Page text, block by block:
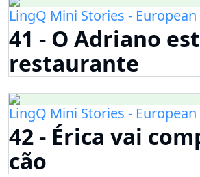
LingQ Mini Stories -
41 - O Adriano
restaurante
LingQ Mini Stories -
42 - Érica vai
cão